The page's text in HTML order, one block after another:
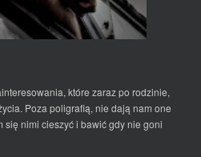
które zaraz po rodzinie,
Poza poligrafią, nie dają nam one
się nimi cieszyć i bawić gdy nie goni